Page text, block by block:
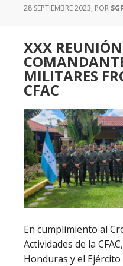
28 SEPTIEMBRE 2023, POR
XXX
MILITARES
CFAC
En cumplimiento al
Actividades de la
Honduras y el